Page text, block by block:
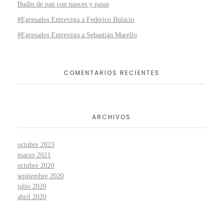
Budín de pan con nueces y pasas
#Egresados Entrevista a Federico Bulacio
#Egresados Entrevista a Sebastián Marello
COMENTARIOS RECIENTES
ARCHIVOS
octubre 2023
marzo 2021
octubre 2020
septiembre 2020
julio 2020
abril 2020